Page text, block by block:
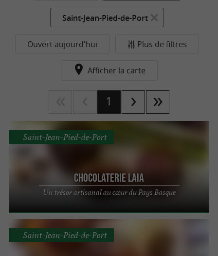
Saint-Jean-Pied-de-Port
Ouvert aujourd'hui Plus de filtres
Afficher la carte
1
Chocolaterie Laia
Un trésor artisanal au cœur du Pays Basque
Saint-Jean-Pied-de-Port
Saint-Jean-Pied-de-Port